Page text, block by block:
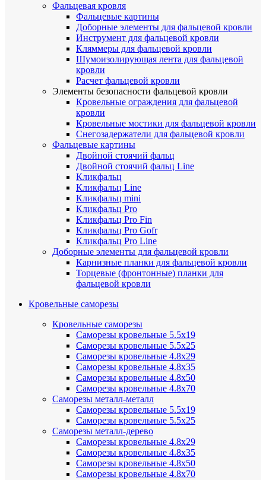
Фальцевая кровля
Фальцевые картины
Доборные элементы для фальцевой кровли
Инструмент для фальцевой кровли
Кляммеры для фальцевой кровли
Шумоизолирующая лента для фальцевой
кровли
Расчет фальцевой кровли
Элементы безопасности фальцевой кровли
Кровельные ограждения для фальцевой
кровли
Кровельные мостики для фальцевой кровли
Снегозадержатели для фальцевой кровли
Фальцевые картины
Двойной стоячий фальц
Двойной стоячий фальц Line
Кликфальц
Кликфальц Line
Кликфальц mini
Кликфальц Pro
Кликфальц Pro Fin
Кликфальц Pro Gofr
Кликфальц Pro Line
Доборные элементы для фальцевой кровли
Карнизные планки для фальцевой кровли
Торцевые (фронтонные) планки для
фальцевой кровли
Кровельные саморезы
Кровельные саморезы
Саморезы кровельные 5.5х19
Саморезы кровельные 5.5х25
Саморезы кровельные 4.8х29
Саморезы кровельные 4.8х35
Саморезы кровельные 4.8х50
Саморезы кровельные 4.8х70
Саморезы металл-металл
Саморезы кровельные 5.5х19
Саморезы кровельные 5.5х25
Саморезы металл-дерево
Саморезы кровельные 4.8х29
Саморезы кровельные 4.8х35
Саморезы кровельные 4.8х50
Саморезы кровельные 4.8х70